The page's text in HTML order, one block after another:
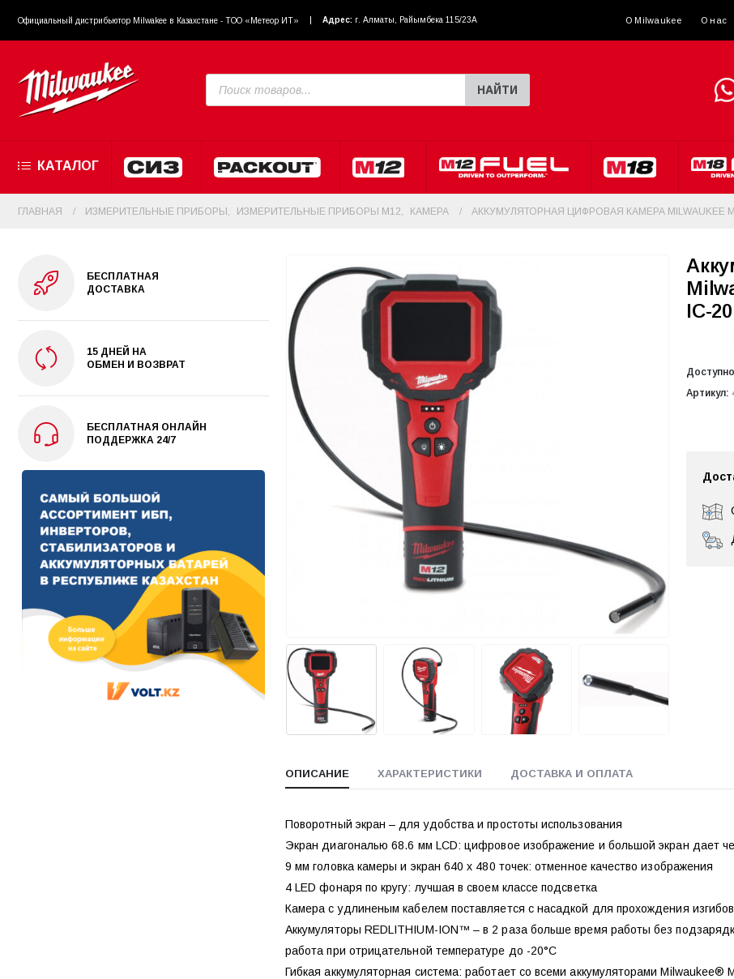
Официальный диcтрибьютор Milwakee в Казахстане - ТОО «Метеор ИТ» Адрес: г. Алматы, Райымбека 115/23A О Milwaukee О нас
НАЙТИ
КАТАЛОГ
ГЛАВНАЯ ИЗМЕРИТЕЛЬНЫЕ ПРИБОРЫ ИЗМЕРИТЕЛЬНЫЕ ПРИБОРЫ M12 КАМЕРА АККУМУЛЯТОРНАЯ ЦИФРОВАЯ КАМЕРА MILWAUKEE M
IC-
Артикул:
ОПИСАНИЕ ХАРАКТЕРИСТИКИ ДОСТАВКА И ОПЛАТА
Поворотный экран – для удобства и простоты использования
Экран диагональю 68.6 мм LCD: цифровое изображение и большой экран дает
9 мм головка камеры и экран 640 х 480 точек: отменное качество изображения
4 LED фонаря по кругу: лучшая в своем классе подсветка
Камера с удлиненым кабелем поставляется с насадкой для прохождения
Аккумуляторы REDLITHIUM-ION™ – в 2 раза больше время работы без
работа при отрицательной температуре до -20°С
Гибкая аккумуляторная система: работает со всеми аккумуляторами Milwaukee®
БЕСПЛАТНАЯ
ДОСТАВКА
15 ДНЕЙ НА
ОБМЕН И ВОЗВРАТ
БЕСПЛАТНАЯ ОНЛАЙН
ПОДДЕРЖКА 24/7